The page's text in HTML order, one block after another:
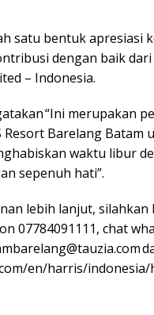
satu bentuk apresiasi
dengan baik
– Indonesia.
“Ini merupakan
Resort Barelang
waktu libur
sepenuh hati”.
lebih lanjut, silahkan
07784091111, chat
en/harris/